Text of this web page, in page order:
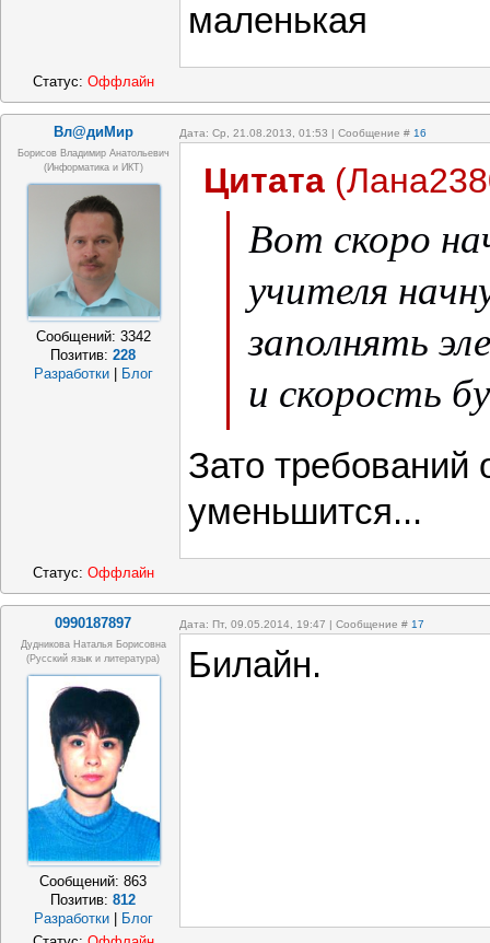
маленькая
Статус: Оффлайн
Вл@диМир Дата: Ср, 21.08.2013, 01:53 | Сообщение # 16
Борисов Владимир Анатольевич
(информатика и ИКТ)
Сообщений: 3342
Позитив:228
Разработки
Блог
Цитата (
Вот скоро
учителя
заполнять
и скорость
маленькая
Зато требований
уменьшится...
Статус: Оффлайн
0990187897 Дата: Пт, 09.05.2014, 19:47 | Сообщение # 17
Дудникова Наталья Борисовна
(русский язык и литература)
Сообщений:863
Позитив:812
Разработки
Блог
Билайн.